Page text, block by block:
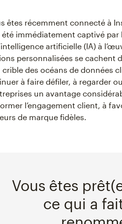
êtes récemment connecté à
été immédiatement captivé par
artificielle (IA) à
personnalisées se cachent
des océans de données
à faire défiler, à regarder
un avantage
l’engagement client, à
de marque fidèles.
Vous êtes
ce qui a